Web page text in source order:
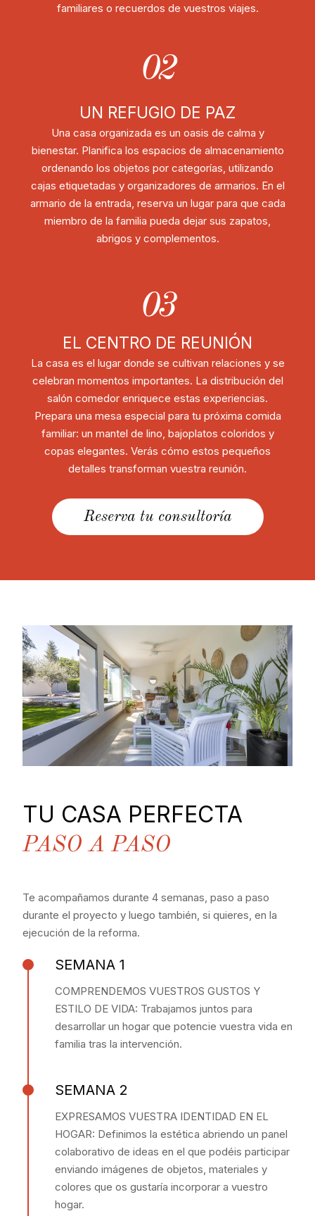
familiares o recuerdos de vuestros viajes.
02
UN REFUGIO DE PAZ
Una casa organizada es un oasis de calma y
bienestar. Planifica los espacios de almacenamiento
ordenando los objetos por categorías, utilizando
cajas etiquetadas y organizadores de armarios. En el
armario de la entrada, reserva un lugar para que cada
miembro de la familia pueda dejar sus zapatos,
abrigos y complementos.
03
EL CENTRO DE REUNIÓN
La casa es el lugar donde se cultivan relaciones y se
celebran momentos importantes. La distribución del
salón comedor enriquece estas experiencias.
Prepara una mesa especial para tu próxima comida
familiar: un mantel de lino, bajoplatos coloridos y
copas elegantes. Verás cómo estos pequeños
detalles transforman vuestra reunión.
Reserva tu consultoría
TU CASA PERFECTA
PASO A PASO
Te acompañamos durante 4 semanas, paso a paso
durante el proyecto y luego también, si quieres, en la
ejecución de la reforma.
SEMANA 1
COMPRENDEMOS VUESTROS GUSTOS Y
ESTILO DE VIDA: Trabajamos juntos para
desarrollar un hogar que potencie vuestra vida en
familia tras la intervención.
SEMANA 2
EXPRESAMOS VUESTRA IDENTIDAD EN EL
HOGAR: Definimos la estética abriendo un panel
colaborativo de ideas en el que podéis participar
enviando imágenes de objetos, materiales y
colores que os gustaría incorporar a vuestro
hogar.